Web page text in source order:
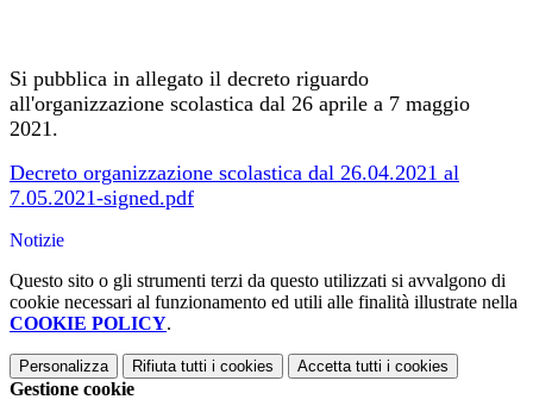
Si pubblica in allegato il decreto riguardo
all'organizzazione scolastica dal 26 aprile a 7 maggio
2021.
Decreto organizzazione scolastica dal 26.04.2021 al
7.05.2021-signed.pdf
Notizie
Questo sito o gli strumenti terzi da questo utilizzati si avvalgono di
cookie necessari al funzionamento ed utili alle finalità illustrate nella
COOKIE POLICY.
Personalizza Rifiuta tutti i cookies Accetta tutti i cookies
Gestione cookie